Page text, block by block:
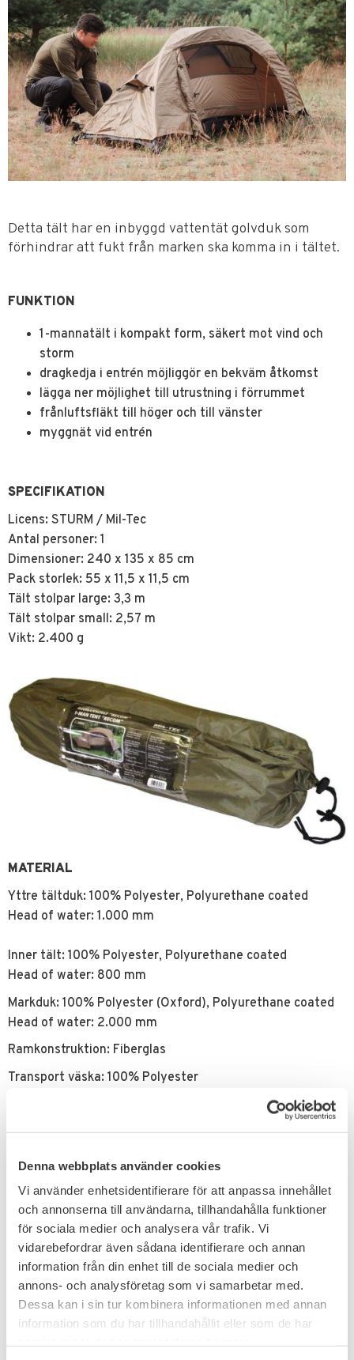
Denna webbplats använder cookies
Vi använder enhetsidentifierare för att anpassa innehållet
och annonserna till användarna, tillhandahålla funktioner
för sociala medier och analysera vår trafik. Vi
vidarebefordrar även sådana identifierare och annan
information från din enhet till de sociala medier och
annons- och analysföretag som vi samarbetar med.
Dessa kan i sin tur kombinera informationen med annan
information som du har tillhandahållit eller som de har
Detta tält har en inbyggd vattentät golvduk som
förhindrar att fukt från marken ska komma in i tältet.
FUNKTION
1-mannatält i kompakt form, säkert mot vind och
storm
dragkedja i entrén möjliggör en bekväm åtkomst
lägga ner möjlighet till utrustning i förrummet
frånluftsfläkt till höger och till vänster
myggnät vid entrén
SPECIFIKATION
Licens: STURM / Mil-Tec
Antal personer: 1
Dimensioner: 240 x 135 x 85 cm
Pack storlek: 55 x 11,5 x 11,5 cm
Tält stolpar large: 3,3 m
Tält stolpar small: 2,57 m
Vikt: 2.400 g
MATERIAL
Yttre tältduk: 100% Polyester, Polyurethane coated
Head of water: 1.000 mm
Inner tält: 100% Polyester, Polyurethane coated
Head of water: 800 mm
Markduk: 100% Polyester (Oxford), Polyurethane coated
Head of water: 2.000 mm
Ramkonstruktion: Fiberglas
Transport väska: 100% Polyester
Lägg till i favoriter
Brandit ISO Madrass
MOLLE Hopfällbar
Lägg till i favoriter
Brandit Sittmatta
Vikbar Camping Hiking